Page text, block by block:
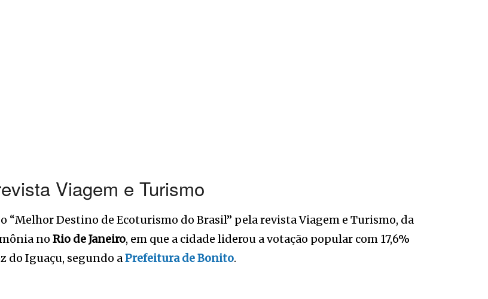
Viagem e Turismo
o “Melhor Destino de Ecoturismo do Brasil” pela revista Viagem e Turismo, da
no Rio de Janeiro, em que a cidade liderou a votação popular com 17,6%
do Iguaçu, segundo aPrefeitura de Bonito.